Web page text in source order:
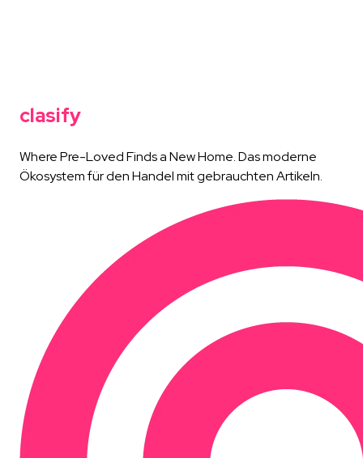
clasify
Where Pre-Loved Finds a New Home. Das moderne
Ökosystem für den Handel mit gebrauchten Artikeln.